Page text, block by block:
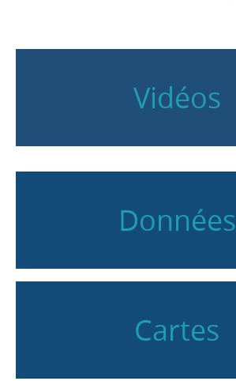
Vidéos
Données
Cartes